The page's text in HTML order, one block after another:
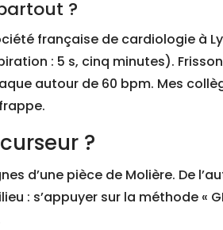
?
française de cardiologie à
: 5 s, cinq minutes).
autour de 60 bpm. Mes
?
d’une pièce de Molière. De
: s’appuyer sur la méthode «